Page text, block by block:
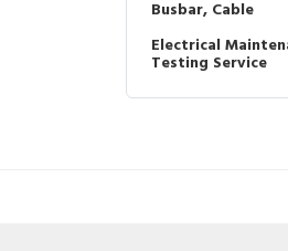
Busbar, Cable
Electrical
Testing Service